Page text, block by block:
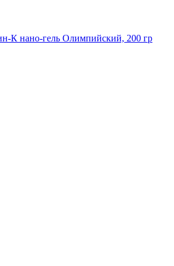
К нано-гель Олимпийский, 200 гр